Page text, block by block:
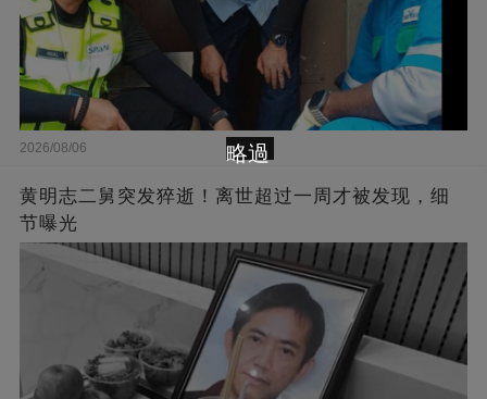
2026/08/06
黄明志二舅突发猝逝！离世超过一周才被发现，细
节曝光
略過